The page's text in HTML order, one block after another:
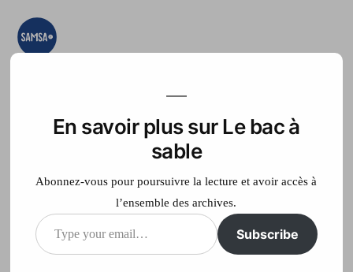
Aller
teste, on expérimente
Accueil France Télé
test wall
En savoir plus sur Le bac à
sable
Abonnez-vous pour poursuivre la lecture et avoir accès à
l’ensemble des archives.
Type
your
Subscribe